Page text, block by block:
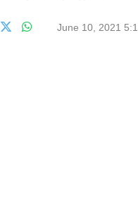
June 10, 2021